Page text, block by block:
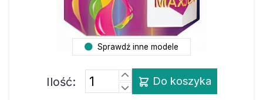
Sprawdź inne modele
Ilość: Do koszyka